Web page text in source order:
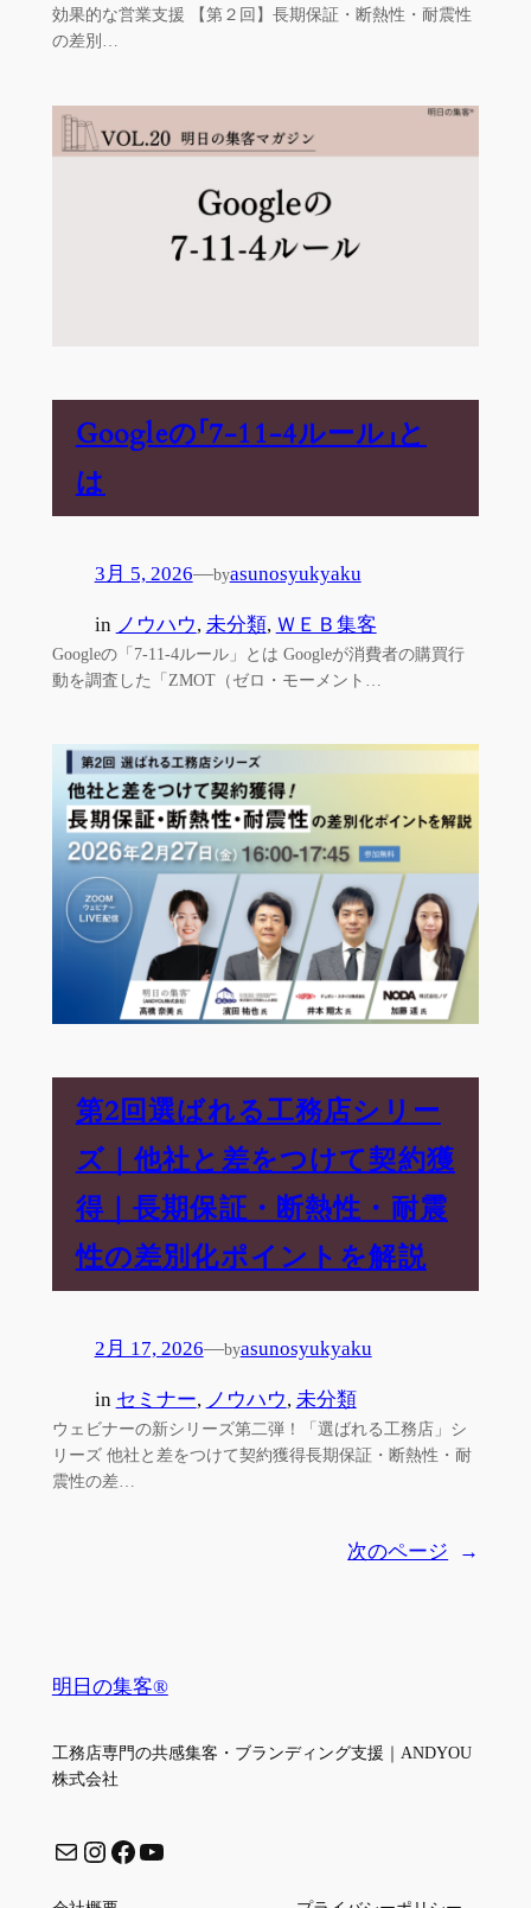
効果的な営業支援 【第２回】長期保証・断熱性・耐震性
の差別…
Googleの「7-11-4ルール」と
は
3月 5, 2026—byasunosyukyaku
in ノウハウ, 未分類, ＷＥＢ集客
Googleの「7-11-4ルール」とは Googleが消費者の購買行
動を調査した「ZMOT（ゼロ・モーメント…
第2回選ばれる工務店シリー
ズ｜他社と差をつけて契約獲
得｜長期保証・断熱性・耐震
性の差別化ポイントを解説
2月 17, 2026—byasunosyukyaku
in セミナー, ノウハウ, 未分類
ウェビナーの新シリーズ第二弾！「選ばれる工務店」シ
リーズ 他社と差をつけて契約獲得長期保証・断熱性・耐
震性の差…
次のページ →
明日の集客®
工務店専門の共感集客・ブランディング支援｜ANDYOU
株式会社
メール Instagram Facebook YouTube